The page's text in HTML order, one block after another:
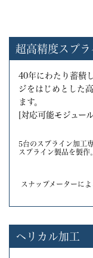
超高精度スプラ
40年にわたり蓄積
ジをはじめとした
ます。
[対応可能モジュ
5台のスプライン加工
スプライン製品を製作。
スナップメーターに
ヘリカル加工